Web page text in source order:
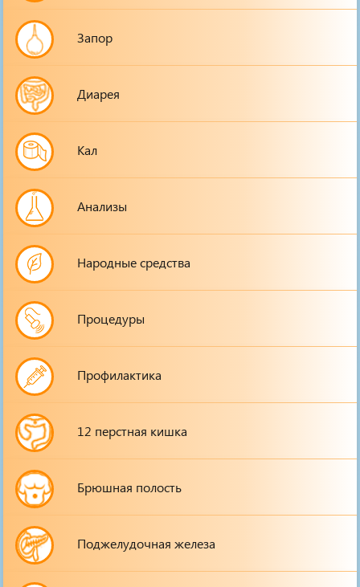
Запор
Диарея
Кал
Анализы
Народные средства
Процедуры
Профилактика
12 перстная кишка
Брюшная полость
Поджелудочная железа